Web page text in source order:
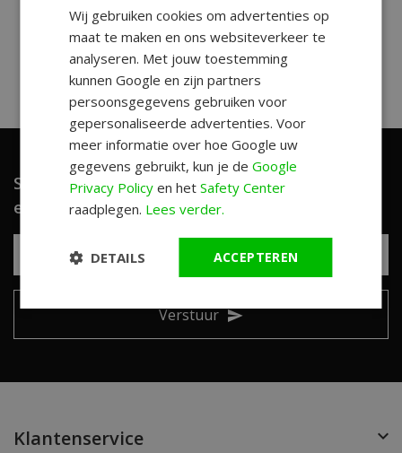
Schrijf je in en ontvang unieke aanbiedingen
en leuke tips!
Verstuur
Klantenservice
Wij gebruiken cookies om advertenties op
maat te maken en ons websiteverkeer te
analyseren. Met jouw toestemming
kunnen Google en zijn partners
persoonsgegevens gebruiken voor
gepersonaliseerde advertenties. Voor
meer informatie over hoe Google uw
gegevens gebruikt, kun je deGoogle
Privacy Policy en hetSafety Center
raadplegen. Lees verder.
ACCEPTEREN
DETAILS